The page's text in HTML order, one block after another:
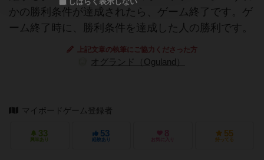
かの勝利条件が達成されたら、ゲーム終了です。ゲ
ーム終了時に、勝利条件を達成した人の勝利です。
上記文章の執筆にご協力くださった方
オグランド（Oguland）
マイボードゲーム登録者
33
興味あり
53
経験あり
8
お気に入り
55
持ってる